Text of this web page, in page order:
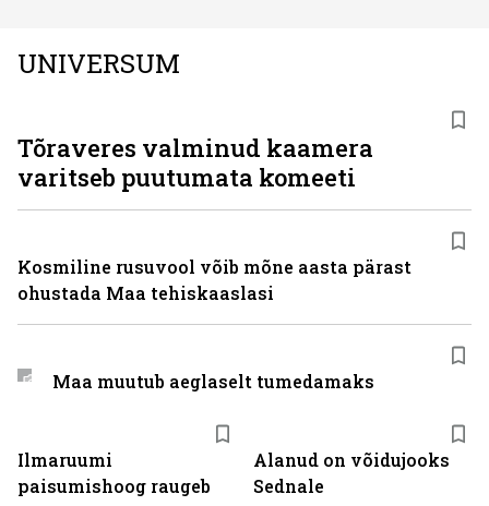
UNIVERSUM
Ilmaruumi
paisumishoog raugeb
Alanud on võidujooks
Sednale
Tõraveres valminud kaamera
varitseb puutumata komeeti
Kosmiline rusuvool võib mõne aasta pärast
ohustada Maa tehiskaaslasi
Maa muutub aeglaselt tumedamaks